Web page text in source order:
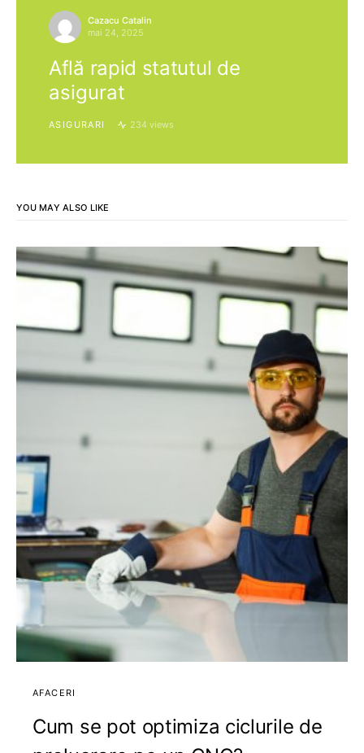
Cazacu Catalin
mai 24, 2025
Află rapid statutul de
asigurat
ASIGURARI 234 views
YOU MAY ALSO LIKE
AFACERI
Cum se pot optimiza ciclurile de